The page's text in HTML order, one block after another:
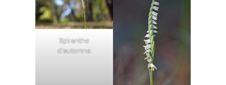
Spiranthe
d’automne